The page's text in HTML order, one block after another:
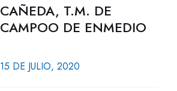
CAÑEDA, T.M. DE
CAMPOO DE ENMEDIO
15 DE JULIO, 2020